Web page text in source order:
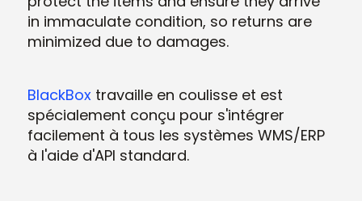
in immaculate condition, so returns are
minimized due to damages.
BlackBox travaille en coulisse et est
spécialement conçu pour s'intégrer
facilement à tous les systèmes WMS/ERP
à l'aide d'API standard.